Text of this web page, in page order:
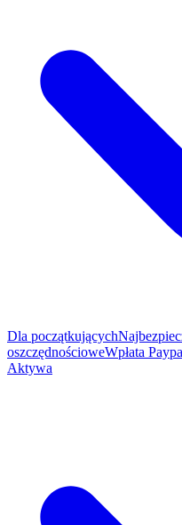
Dla początkujących
oszczędnościoweWpłata
Aktywa